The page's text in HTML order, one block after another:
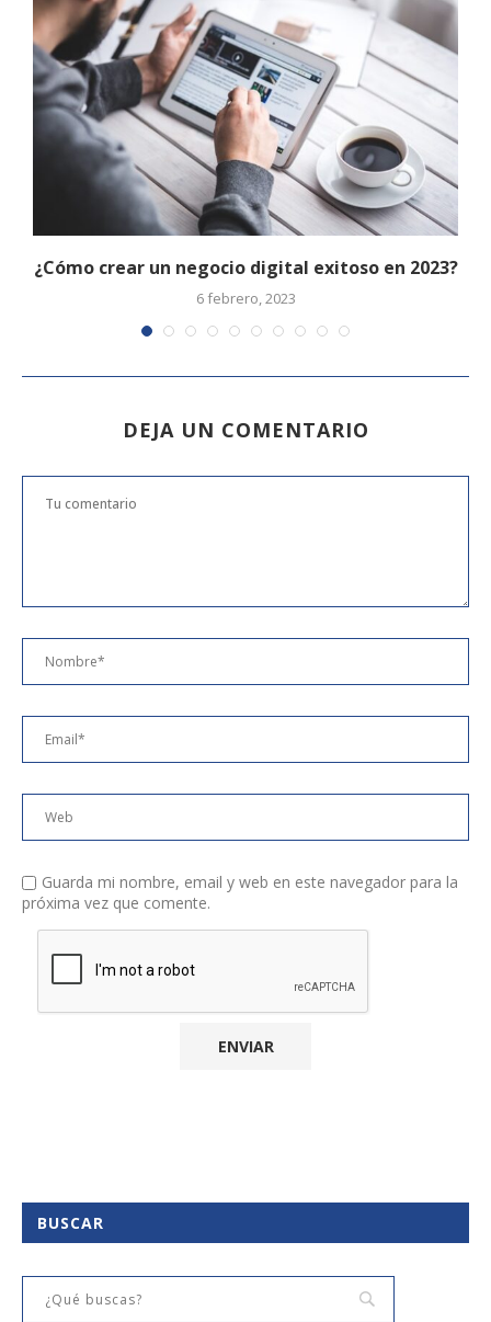
¿Cómo crear un negocio digital exitoso en 2023?
6 febrero, 2023
DEJA UN COMENTARIO
Guarda mi nombre, email y web en este navegador para la
próxima vez que comente.
BUSCAR